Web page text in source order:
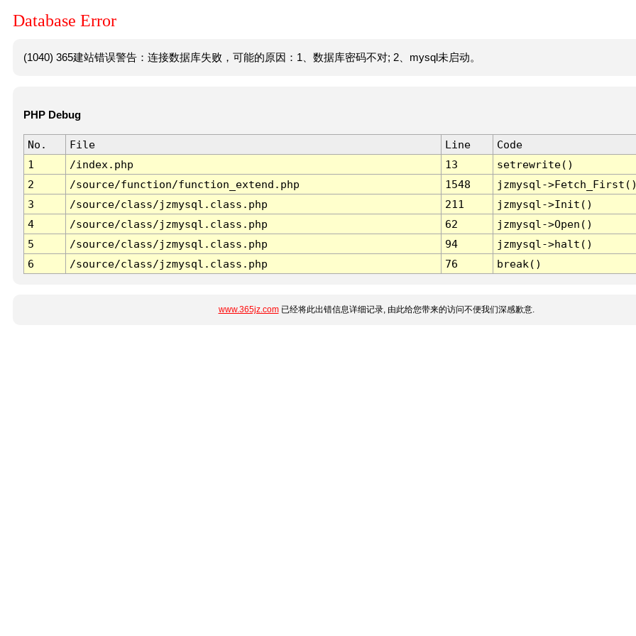
Database Error
(1040) 365建站错误警告：连接数据库失败，可能的原因：1、数据库密码不对; 2、mysql未启动。
PHP Debug
No. File Line
Code
1
/index.php 13
setrewrite()
2
/source/function/function_extend.php 1548
jzmysql-
3
/source/class/jzmysql.class.php 211
jzmysql->Init()
4
/source/class/jzmysql.class.php 62
jzmysql->Open()
5
/source/class/jzmysql.class.php 94
jzmysql->halt()
6
/source/class/jzmysql.class.php 76 break()
www.365jz.com已经将此出错信息详细记录, 由此给您带来的访问不便我们深感歉意.